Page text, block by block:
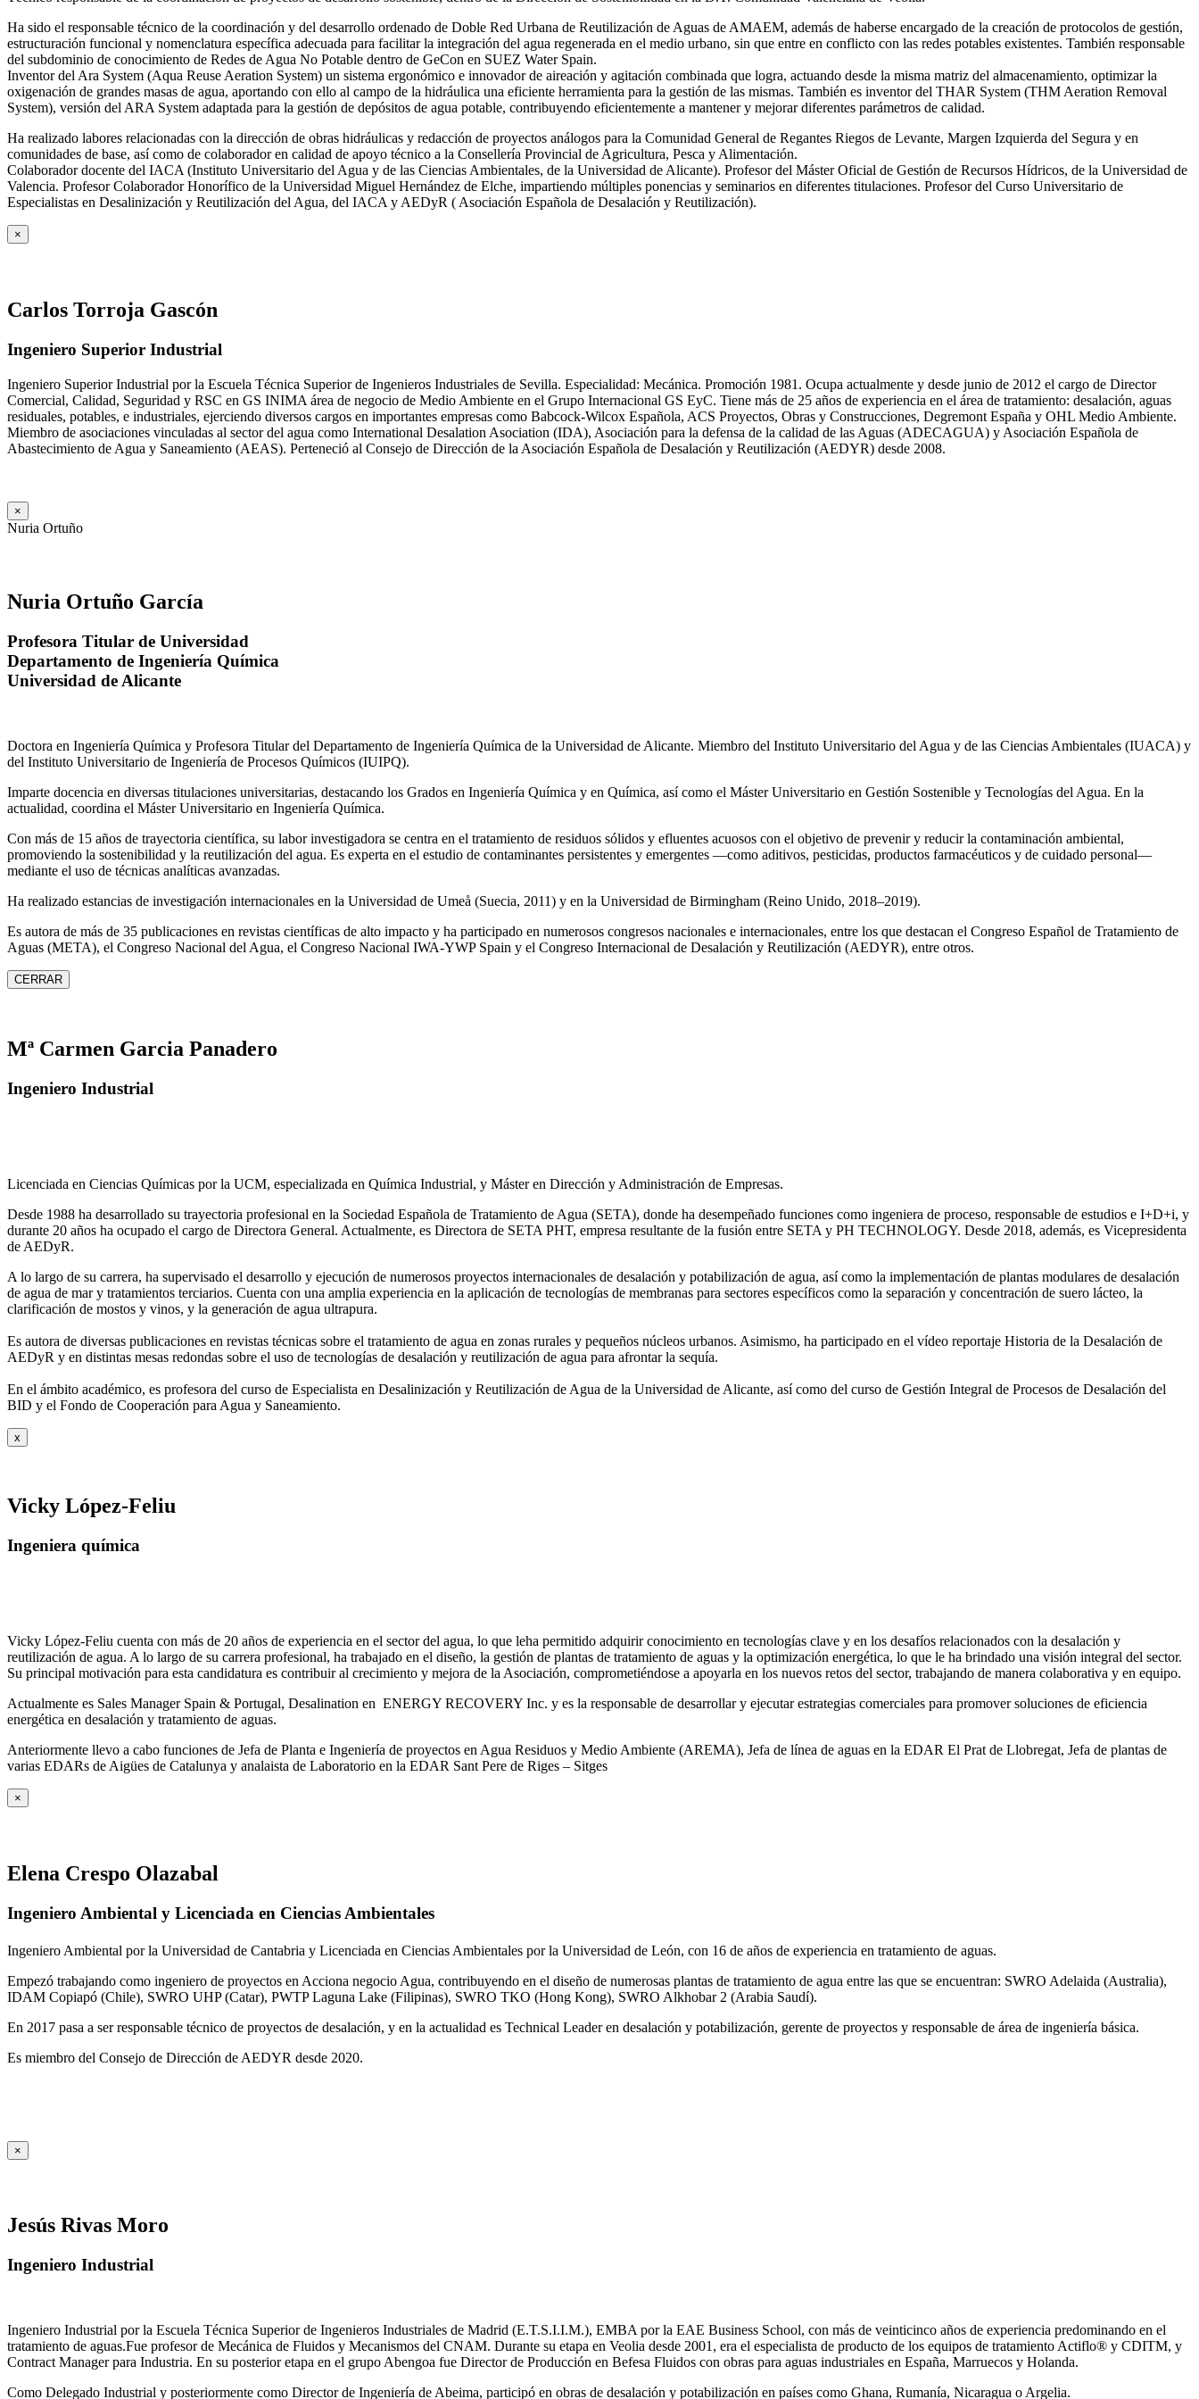
Ha sido el responsable técnico de la coordinación y del desarrollo ordenado de Doble Red Urbana de Reutilización de Aguas de AMAEM, además de haberse encargado de la creación de protocolos de gestión,
estructuración funcional y nomenclatura específica adecuada para facilitar la integración del agua regenerada en el medio urbano, sin que entre en conflicto con las redes potables existentes. También responsable
del subdominio de conocimiento de Redes de Agua No Potable dentro de GeCon en SUEZ Water Spain.
Inventor del Ara System (Aqua Reuse Aeration System) un sistema ergonómico e innovador de aireación y agitación combinada que logra, actuando desde la misma matriz del almacenamiento, optimizar la
oxigenación de grandes masas de agua, aportando con ello al campo de la hidráulica una eficiente herramienta para la gestión de las mismas. También es inventor del THAR System (THM Aeration Removal
System), versión del ARA System adaptada para la gestión de depósitos de agua potable, contribuyendo eficientemente a mantener y mejorar diferentes parámetros de calidad.
Ha realizado labores relacionadas con la dirección de obras hidráulicas y redacción de proyectos análogos para la Comunidad General de Regantes Riegos de Levante, Margen Izquierda del Segura y en
comunidades de base, así como de colaborador en calidad de apoyo técnico a la Consellería Provincial de Agricultura, Pesca y Alimentación.
Colaborador docente del IACA (Instituto Universitario del Agua y de las Ciencias Ambientales, de la Universidad de Alicante). Profesor del Máster Oficial de Gestión de Recursos Hídricos, de la Universidad de
Valencia. Profesor Colaborador Honorífico de la Universidad Miguel Hernández de Elche, impartiendo múltiples ponencias y seminarios en diferentes titulaciones. Profesor del Curso Universitario de
Especialistas en Desalinización y Reutilización del Agua, del IACA y AEDyR ( Asociación Española de Desalación y Reutilización).
×
Carlos Torroja Gascón
Ingeniero Superior Industrial
Ingeniero Superior Industrial por la Escuela Técnica Superior de Ingenieros Industriales de Sevilla. Especialidad: Mecánica. Promoción 1981. Ocupa actualmente y desde junio de 2012 el cargo de Director
Comercial, Calidad, Seguridad y RSC en GS INIMA área de negocio de Medio Ambiente en el Grupo Internacional GS EyC. Tiene más de 25 años de experiencia en el área de tratamiento: desalación, aguas
residuales, potables, e industriales, ejerciendo diversos cargos en importantes empresas como Babcock-Wilcox Española, ACS Proyectos, Obras y Construcciones, Degremont España y OHL Medio Ambiente.
Miembro de asociaciones vinculadas al sector del agua como International Desalation Asociation (IDA), Asociación para la defensa de la calidad de las Aguas (ADECAGUA) y Asociación Española de
Abastecimiento de Agua y Saneamiento (AEAS). Perteneció al Consejo de Dirección de la Asociación Española de Desalación y Reutilización (AEDYR) desde 2008.
×
Nuria Ortuño
Nuria Ortuño García
Profesora Titular de Universidad
Departamento de Ingeniería Química
Universidad de Alicante
Doctora en Ingeniería Química y Profesora Titular del Departamento de Ingeniería Química de la Universidad de Alicante. Miembro del Instituto Universitario del Agua y de las Ciencias Ambientales (IUACA) y
del Instituto Universitario de Ingeniería de Procesos Químicos (IUIPQ).
Imparte docencia en diversas titulaciones universitarias, destacando los Grados en Ingeniería Química y en Química, así como el Máster Universitario en Gestión Sostenible y Tecnologías del Agua. En la
actualidad, coordina el Máster Universitario en Ingeniería Química.
Con más de 15 años de trayectoria científica, su labor investigadora se centra en el tratamiento de residuos sólidos y efluentes acuosos con el objetivo de prevenir y reducir la contaminación ambiental,
promoviendo la sostenibilidad y la reutilización del agua. Es experta en el estudio de contaminantes persistentes y emergentes —como aditivos, pesticidas, productos farmacéuticos y de cuidado personal—
mediante el uso de técnicas analíticas avanzadas.
Ha realizado estancias de investigación internacionales en la Universidad de Umeå (Suecia, 2011) y en la Universidad de Birmingham (Reino Unido, 2018–2019).
Es autora de más de 35 publicaciones en revistas científicas de alto impacto y ha participado en numerosos congresos nacionales e internacionales, entre los que destacan el Congreso Español de Tratamiento de
Aguas (META), el Congreso Nacional del Agua, el Congreso Nacional IWA‑YWP Spain y el Congreso Internacional de Desalación y Reutilización (AEDYR), entre otros.
CERRAR
Mª Carmen Garcia Panadero
Ingeniero Industrial
Licenciada en Ciencias Químicas por la UCM, especializada en Química Industrial, y Máster en Dirección y Administración de Empresas.
Desde 1988 ha desarrollado su trayectoria profesional en la Sociedad Española de Tratamiento de Agua (SETA), donde ha desempeñado funciones como ingeniera de proceso, responsable de estudios e I+D+i, y
durante 20 años ha ocupado el cargo de Directora General. Actualmente, es Directora de SETA PHT, empresa resultante de la fusión entre SETA y PH TECHNOLOGY. Desde 2018, además, es Vicepresidenta
de AEDyR.
A lo largo de su carrera, ha supervisado el desarrollo y ejecución de numerosos proyectos internacionales de desalación y potabilización de agua, así como la implementación de plantas modulares de desalación
de agua de mar y tratamientos terciarios. Cuenta con una amplia experiencia en la aplicación de tecnologías de membranas para sectores específicos como la separación y concentración de suero lácteo, la
clarificación de mostos y vinos, y la generación de agua ultrapura.
Es autora de diversas publicaciones en revistas técnicas sobre el tratamiento de agua en zonas rurales y pequeños núcleos urbanos. Asimismo, ha participado en el vídeo reportaje Historia de la Desalación de
AEDyR y en distintas mesas redondas sobre el uso de tecnologías de desalación y reutilización de agua para afrontar la sequía.
En el ámbito académico, es profesora del curso de Especialista en Desalinización y Reutilización de Agua de la Universidad de Alicante, así como del curso de Gestión Integral de Procesos de Desalación del
BID y el Fondo de Cooperación para Agua y Saneamiento.
x
Vicky López-Feliu
Ingeniera química
Vicky López-Feliu cuenta con más de 20 años de experiencia en el sector del agua, lo que leha permitido adquirir conocimiento en tecnologías clave y en los desafíos relacionados con la desalación y
reutilización de agua. A lo largo de su carrera profesional, ha trabajado en el diseño, la gestión de plantas de tratamiento de aguas y la optimización energética, lo que le ha brindado una visión integral del sector.
Su principal motivación para esta candidatura es contribuir al crecimiento y mejora de la Asociación, comprometiéndose a apoyarla en los nuevos retos del sector, trabajando de manera colaborativa y en equipo.
Actualmente es Sales Manager Spain & Portugal, Desalination en ENERGY RECOVERY Inc. y es la responsable de desarrollar y ejecutar estrategias comerciales para promover soluciones de eficiencia
energética en desalación y tratamiento de aguas.
Anteriormente llevo a cabo funciones de Jefa de Planta e Ingeniería de proyectos en Agua Residuos y Medio Ambiente (AREMA), Jefa de línea de aguas en la EDAR El Prat de Llobregat, Jefa de plantas de
varias EDARs de Aigües de Catalunya y analaista de Laboratorio en la EDAR Sant Pere de Riges – Sitges
×
Elena Crespo Olazabal
Ingeniero Ambiental y Licenciada en Ciencias Ambientales
Ingeniero Ambiental por la Universidad de Cantabria y Licenciada en Ciencias Ambientales por la Universidad de León, con 16 de años de experiencia en tratamiento de aguas.
Empezó trabajando como ingeniero de proyectos en Acciona negocio Agua, contribuyendo en el diseño de numerosas plantas de tratamiento de agua entre las que se encuentran: SWRO Adelaida (Australia),
IDAM Copiapó (Chile), SWRO UHP (Catar), PWTP Laguna Lake (Filipinas), SWRO TKO (Hong Kong), SWRO Alkhobar 2 (Arabia Saudí).
En 2017 pasa a ser responsable técnico de proyectos de desalación, y en la actualidad es Technical Leader en desalación y potabilización, gerente de proyectos y responsable de área de ingeniería básica.
Es miembro del Consejo de Dirección de AEDYR desde 2020.
×
Jesús Rivas Moro
Ingeniero Industrial
Ingeniero Industrial por la Escuela Técnica Superior de Ingenieros Industriales de Madrid (E.T.S.I.I.M.), EMBA por la EAE Business School, con más de veinticinco años de experiencia predominando en el
tratamiento de aguas.Fue profesor de Mecánica de Fluidos y Mecanismos del CNAM. Durante su etapa en Veolia desde 2001, era el especialista de producto de los equipos de tratamiento Actiflo® y CDITM, y
Contract Manager para Industria. En su posterior etapa en el grupo Abengoa fue Director de Producción en Befesa Fluidos con obras para aguas industriales en España, Marruecos y Holanda.
Como Delegado Industrial y posteriormente como Director de Ingeniería de Abeima, participó en obras de desalación y potabilización en países como Ghana, Rumanía, Nicaragua o Argelia.